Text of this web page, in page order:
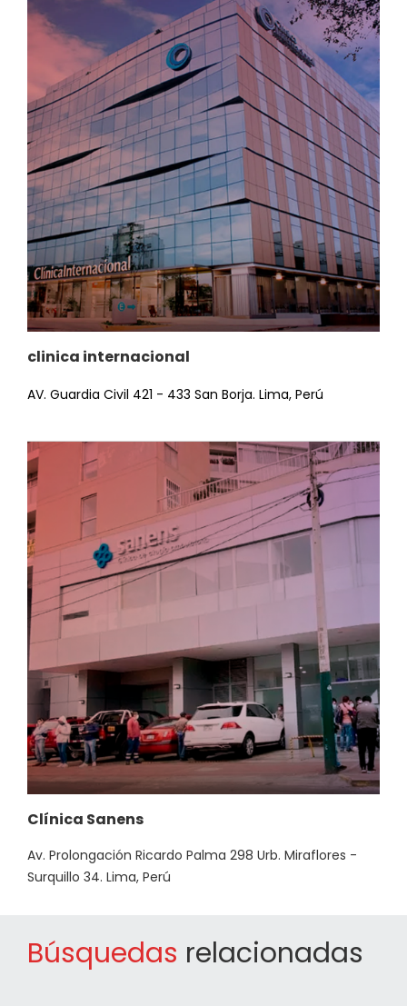
clinica internacional
AV. Guardia Civil 421 - 433 San Borja. Lima, Perú
Clínica Sanens
Av. Prolongación Ricardo Palma 298 Urb. Miraflores -
Surquillo 34. Lima, Perú
Búsquedas relacionadas